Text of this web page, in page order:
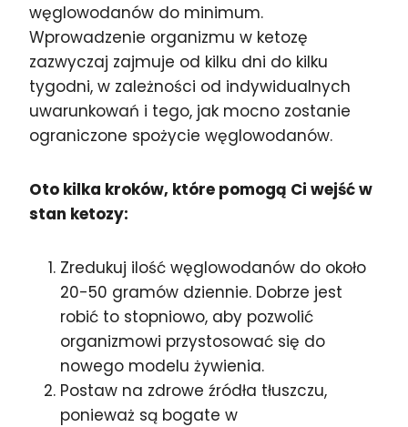
węglowodanów do minimum.
Wprowadzenie organizmu w ketozę
zazwyczaj zajmuje od kilku dni do kilku
tygodni, w zależności od indywidualnych
uwarunkowań i tego, jak mocno zostanie
ograniczone spożycie węglowodanów.
Oto kilka kroków, które pomogą Ci wejść w
stan ketozy:
Zredukuj ilość węglowodanów do około
20-50 gramów dziennie. Dobrze jest
robić to stopniowo, aby pozwolić
organizmowi przystosować się do
nowego modelu żywienia.
Postaw na zdrowe źródła tłuszczu,
ponieważ są bogate w